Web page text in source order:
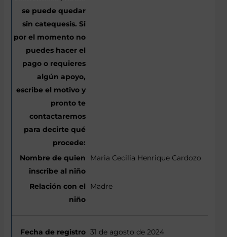
Maria Cecilia Henrique Cardozo
Madre
31 de agosto de 2024